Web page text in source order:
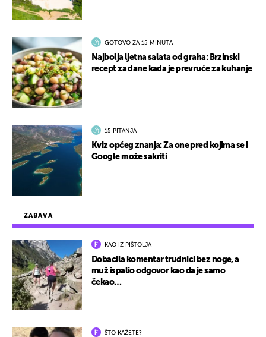
ZABAVA
KAO IZ PIŠTOLJA
Dobacila komentar trudnici bez noge, a
muž ispalio odgovor kao da je samo
čekao…
ŠTO KAŽETE?
GOTOVO ZA 15 MINUTA
Najbolja ljetna salata od graha: Brzinski
recept za dane kada je prevruće za kuhanje
15 PITANJA
Kviz općeg znanja: Za one pred kojima se i
Google može sakriti